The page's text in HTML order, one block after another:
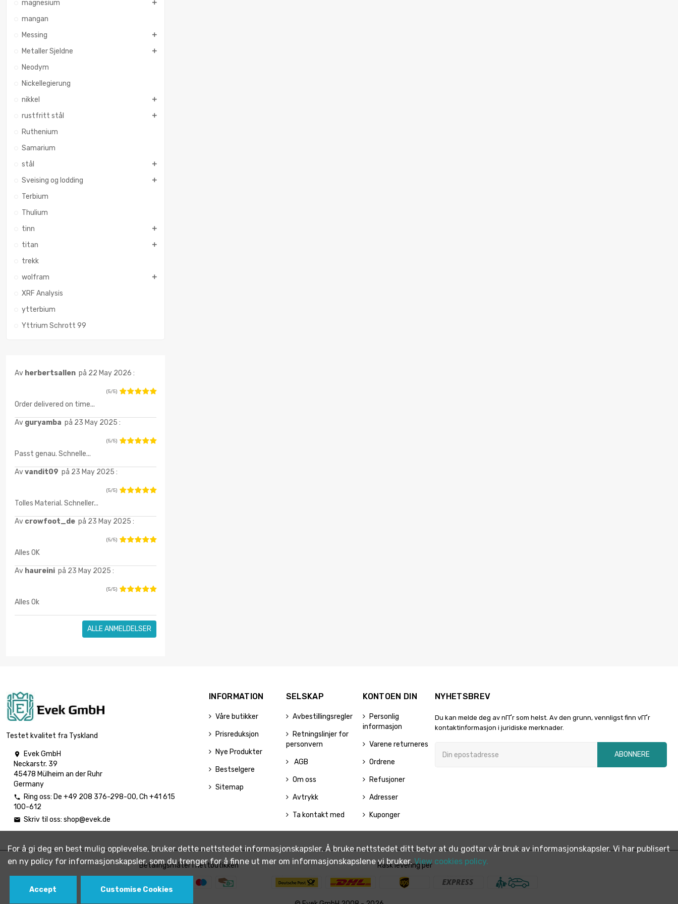
magnesium
mangan
Messing
Metaller Sjeldne
Neodym
Nickellegierung
nikkel
rustfritt stål
Ruthenium
Samarium
stål
Sveising og lodding
Terbium
Thulium
tinn
titan
trekk
wolfram
XRF Analysis
ytterbium
Yttrium Schrott 99
Av herbertsallen på 22 May 2026 :
(5/5)
Order delivered on time...
Av guryamba på 23 May 2025 :
(5/5)
Passt genau. Schnelle...
Avvandit09 på 23 May 2025 :
(5/5)
Tolles Material. Schneller...
Av crowfoot_de på 23 May 2025 :
(5/5)
Alles OK
Av haureini på 23 May 2025 :
(5/5)
Alles Ok
ALLE ANMELDELSER
Testet kvalitet fra Tyskland

Evek GmbH
Neckarstr. 39
45478 Mülheim an der Ruhr
Germany
 Ring oss: De +49 208 376-298-00, Ch +41 615
100-612
 Skriv til oss: shop@evek.de
INFORMATION
Våre butikker
Prisreduksjon
Nye Produkter
Bestselgere
Sitemap
SELSKAP
Avbestillingsregler
Retningslinjer for
personvern
AGB
Om oss
Avtrykk
Ta kontakt med
KONTOEN DIN
Personlig
informasjon
Varene returneres
Ordrene
Refusjoner
Adresser
Kuponger
NYHETSBREV
Du kan melde deg av nГҐr som helst. Av den grunn, vennligst finn vГҐr
kontaktinformasjon i juridiske merknader.
ABONNERE
Betalingsmåter i nettbutikken Rask levering per
For å gi deg en best mulig opplevelse, bruker dette nettstedet informasjonskapsler. Å bruke nettstedet ditt betyr at du godtar vår bruk av informasjonskapsler. Vi har publisert
en ny policy for informasjonskapsler, som du trenger for å finne ut mer om informasjonskapslene vi bruker.View cookies policy.
Accept Customise Cookies